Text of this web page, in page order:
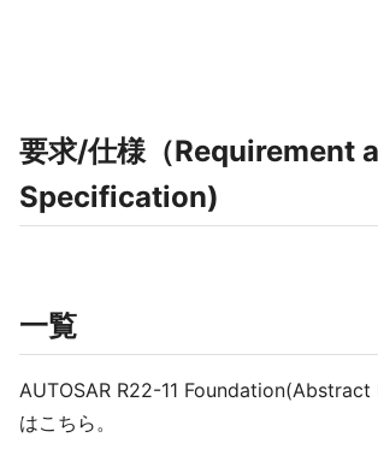
要求/仕様（Requirement
Specification)
一覧
AUTOSAR R22-11
はこちら。